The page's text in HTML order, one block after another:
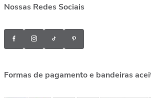
Nossas Redes Sociais
Formas de pagamento e bandeiras